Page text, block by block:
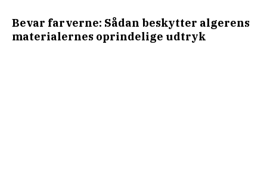
Bevar farverne: Sådan beskytter algerens
materialernes oprindelige udtryk